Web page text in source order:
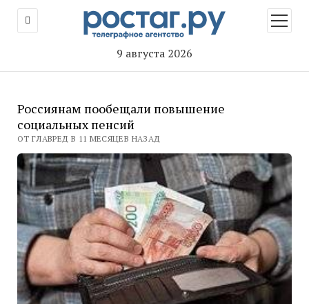
9 августа 2026
меню
Россиянам пообещали повышение
социальных пенсий
ОТ ГЛАВРЕД В 11 МЕСЯЦЕВ НАЗАД